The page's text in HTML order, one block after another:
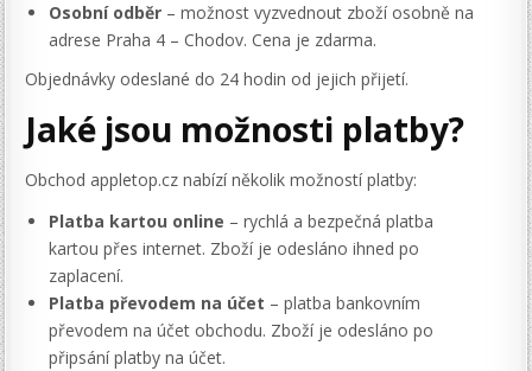
Osobní odběr – možnost vyzvednout zboží osobně na
adrese Praha 4 – Chodov. Cena je zdarma.
Objednávky odeslané do 24 hodin od jejich přijetí.
Jaké jsou možnosti platby?
Obchod appletop.cz nabízí několik možností platby:
Platba kartou online – rychlá a bezpečná platba
kartou přes internet. Zboží je odesláno ihned po
zaplacení.
Platba převodem na účet – platba bankovním
převodem na účet obchodu. Zboží je odesláno po
připsání platby na účet.